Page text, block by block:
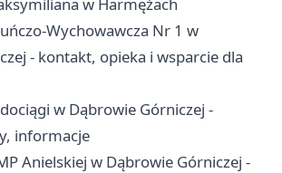
Wychowawcza Nr 1 w
- kontakt, opieka i wsparcie dla
w Dąbrowie Górniczej -
informacje
Anielskiej w Dąbrowie Górniczej -